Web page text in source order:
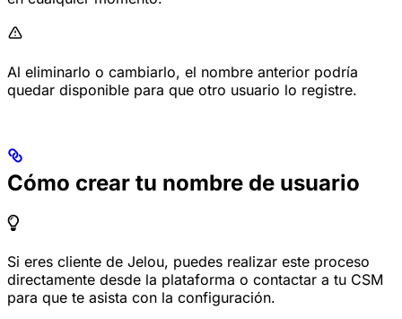
Al eliminarlo o cambiarlo, el nombre anterior podría
quedar disponible para que otro usuario lo registre.
Cómo crear tu nombre de usuario
Si eres cliente de Jelou, puedes realizar este proceso
directamente desde la plataforma o contactar a tu CSM
para que te asista con la configuración.